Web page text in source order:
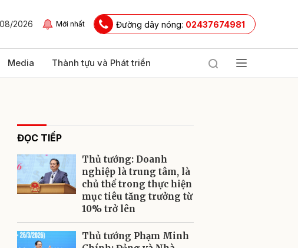
2026 Mới nhất Đường dây nóng: 02437674981
Media Thành tựu và Phát triển
ĐỌC TIẾP
Thủ tướng: Doanh
nghiệp là trung tâm, là
chủ thể trong thực hiện
mục tiêu tăng trưởng từ
10% trở lên
Thủ tướng Phạm Minh
Gửi